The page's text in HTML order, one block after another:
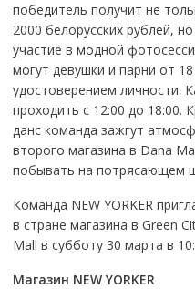
победитель получит не
2000 белорусских рублей,
участие в модной
могут девушки и парни от
удостоверением личности.
проходить с 12:00 до 18:00.
данс команда зажгут
второго магазина в Dana
побывать на потрясающем
Команда NEW YORKER
в стране магазина в Green
Mall в субботу 30 марта в
Магазин NEW YORKER